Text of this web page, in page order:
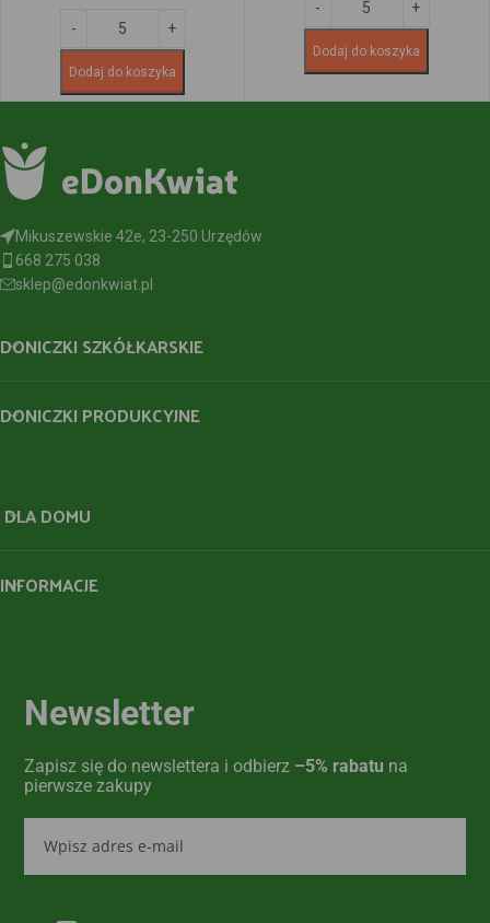
Dodaj do koszyka
Dodaj do koszyka
Mikuszewskie 42e, 23-250 Urzędów
668 275 038
sklep@edonkwiat.pl
DONICZKI SZKÓŁKARSKIE
DONICZKI PRODUKCYJNE
DLA DOMU
INFORMACJE
Newsletter
Zapisz się do newslettera i odbierz –5% rabatu na
pierwsze zakupy